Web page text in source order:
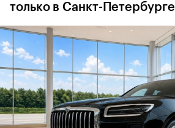
только в Санкт-Петербурге